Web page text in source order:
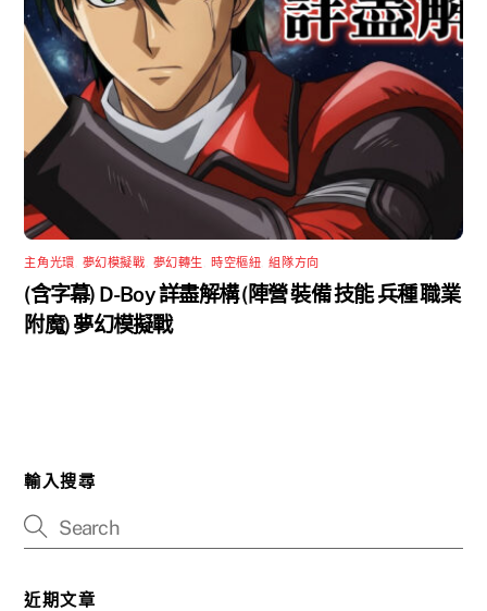
主角光環 夢幻模擬戰 夢幻轉生 ,時空樞紐 ,組隊方向
(含字幕) D-Boy 詳盡解構 (陣營 裝備 技能 兵種 職業
附魔) 夢幻模擬戰
輸入搜尋
近期文章